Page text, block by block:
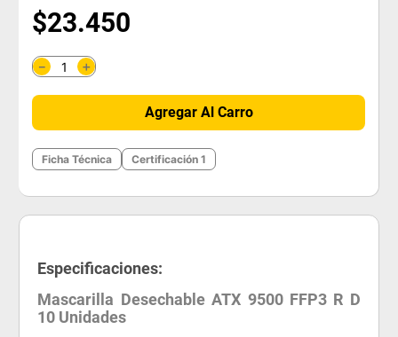
$23.450
＋
－
Agregar Al Carro
Ficha Técnica Certificación 1
Especificaciones:
Mascarilla Desechable ATX 9500 FFP3 R D
10 Unidades